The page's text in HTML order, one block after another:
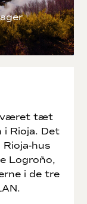
været tæt
Rioja. Det
hus
Logroño,
i de tre